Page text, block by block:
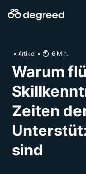
Inhalt
• Artikel • 6 Min.
Warum
Zeiten
sind